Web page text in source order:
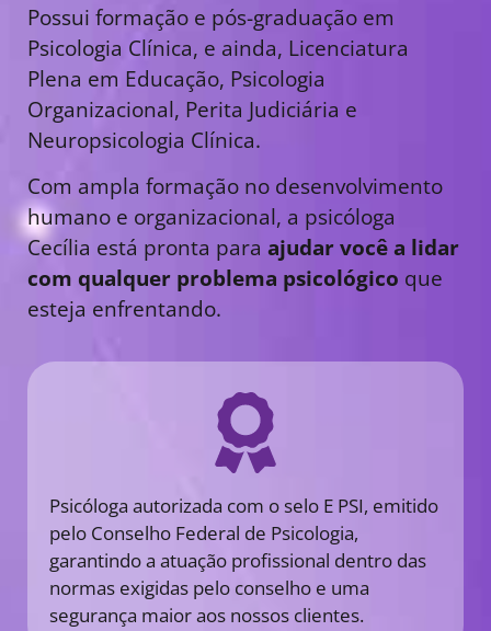
Possui formação e pós-graduação em
Psicologia Clínica, e ainda, Licenciatura
Plena em Educação, Psicologia
Organizacional, Perita Judiciária e
Neuropsicologia Clínica.
Com ampla formação no desenvolvimento
humano e organizacional, a psicóloga
Cecília está pronta para ajudar você a lidar
com qualquer problema psicológico que
esteja enfrentando.
Psicóloga autorizada com o selo E PSI, emitido
pelo Conselho Federal de Psicologia,
garantindo a atuação profissional dentro das
normas exigidas pelo conselho e uma
segurança maior aos nossos clientes.